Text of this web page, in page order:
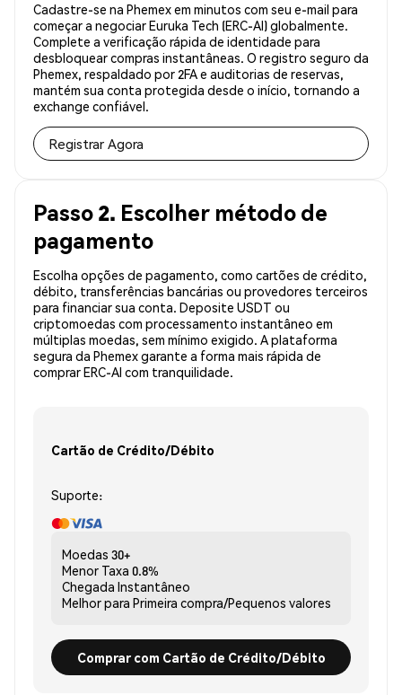
Cadastre-se na Phemex em minutos com seu e-mail para
começar a negociar Euruka Tech (ERC-AI) globalmente.
Complete a verificação rápida de identidade para
desbloquear compras instantâneas. O registro seguro da
Phemex, respaldado por 2FA e auditorias de reservas,
mantém sua conta protegida desde o início, tornando a
exchange confiável.
Registrar Agora
Passo 2. Escolher método de
pagamento
Escolha opções de pagamento, como cartões de crédito,
débito, transferências bancárias ou provedores terceiros
para financiar sua conta. Deposite USDT ou
criptomoedas com processamento instantâneo em
múltiplas moedas, sem mínimo exigido. A plataforma
segura da Phemex garante a forma mais rápida de
comprar ERC-AI com tranquilidade.
Cartão de Crédito/Débito
Suporte:
Moedas 30+
Menor Taxa 0.8%
Chegada Instantâneo
Melhor para Primeira compra/Pequenos valores
Comprar com Cartão de Crédito/Débito